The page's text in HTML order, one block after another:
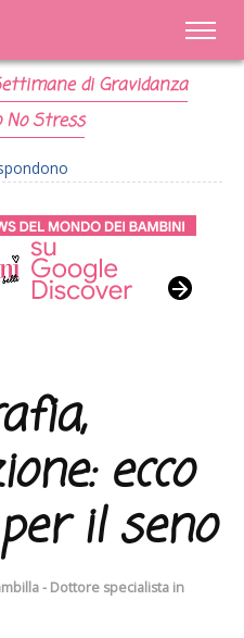
di Gravidanza
Stress
ecco
il seno
- Dottore specialista in